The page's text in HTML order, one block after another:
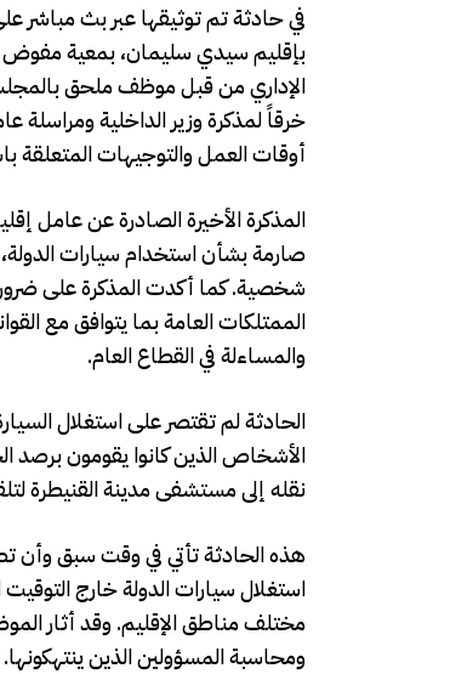
في حادثة تم توثيقها عبر بث مباشر
بإقليم سيدي سليمان، بمعية مفوض
الإداري من قبل موظف ملحق
خرقاً لمذكرة وزير الداخلية
أوقات العمل والتوجيهات المتعلقة
المذكرة الأخيرة الصادرة عن عامل
صارمة بشأن استخدام سيارات
شخصية. كما أكدت المذكرة على
الممتلكات العامة بما يتوافق مع
والمساءلة في القطاع العام.
الحادثة لم تقتصر على استغلال
الأشخاص الذين كانوا يقومون برصد
نقله إلى مستشفى مدينة القنيطرة
استغلال سيارات الدولة خارج
مختلف مناطق الإقليم. وقد أثار
ومحاسبة المسؤولين الذين ينتهكونها.